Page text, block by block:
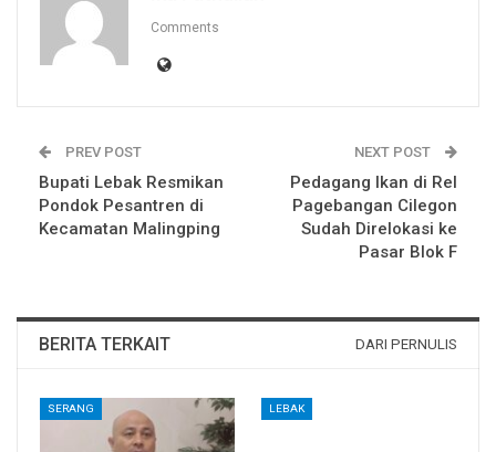
Comments
PREV POST
Bupati Lebak Resmikan
Pondok Pesantren di
Kecamatan Malingping
NEXT POST
Pedagang Ikan di Rel
Pagebangan Cilegon
Sudah Direlokasi ke
Pasar Blok F
BERITA TERKAIT DARI PERNULIS
SERANG LEBAK